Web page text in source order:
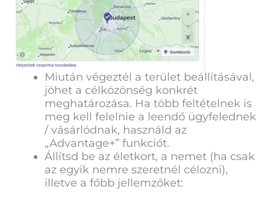
Miután végeztél a terület beállításával,
jöhet a célközönség konkrét
meghatározása. Ha több feltételnek is
meg kell felelnie a leendő ügyfelednek
/ vásárlódnak, használd az
„Advantage+” funkciót.
Állítsd be az életkort, a nemet (ha csak
az egyik nemre szeretnél célozni),
illetve a főbb jellemzőket: